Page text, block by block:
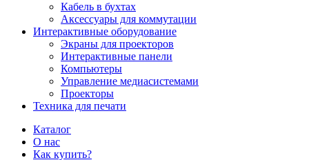
Кабель в бухтах
Аксессуары для коммутации
Интерактивные оборудование
Экраны для проекторов
Интерактивные панели
Компьютеры
Управление медиасистемами
Проекторы
Техника для печати
Каталог
О нас
Как купить?